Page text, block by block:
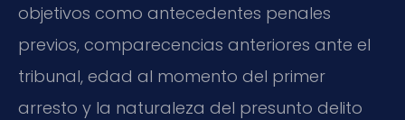
objetivos como antecedentes penales
previos, comparecencias anteriores ante el
tribunal, edad al momento del primer
arresto y la naturaleza del presunto delito